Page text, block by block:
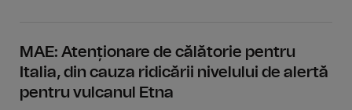
MAE: Atenționare de călătorie pentru
Italia, din cauza ridicării nivelului de alertă
pentru vulcanul Etna